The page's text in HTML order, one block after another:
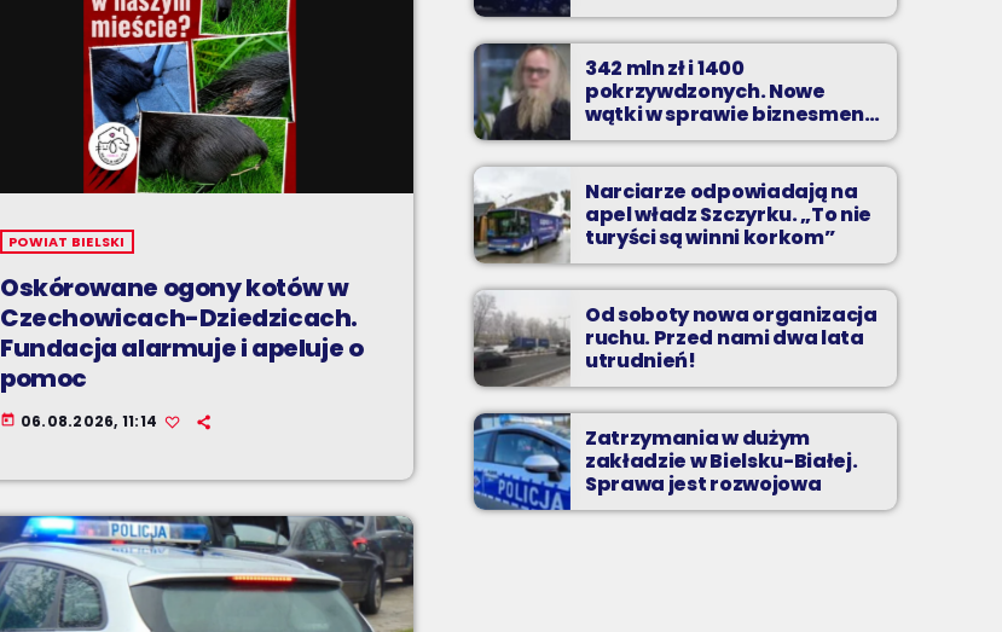
POWIAT BIELSKI
Oskórowane ogony kotów w
Czechowicach-Dziedzicach.
Fundacja alarmuje i apeluje o
pomoc
today 06.08.2026, 11:14
342 mln zł i 1400
pokrzywdzonych. Nowe
wątki w sprawie biznesmena
z Bielska-Białej
Narciarze odpowiadają na
apel władz Szczyrku. „To nie
turyści są winni korkom”
Od soboty nowa organizacja
ruchu. Przed nami dwa lata
utrudnień!
Zatrzymania w dużym
zakładzie w Bielsku-Białej.
Sprawa jest rozwojowa